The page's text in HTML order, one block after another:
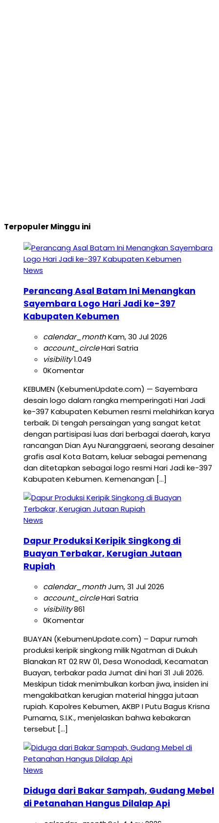
Terpopuler Minggu ini
News
Perancang Asal Batam Ini Menangkan
Sayembara Logo Hari Jadi ke-397
Kabupaten Kebumen
calendar_monthKam, 30 Jul 2026
account_circleHari Satria
visibility1.049
0Komentar
KEBUMEN (KebumenUpdate.com) — Sayembara
desain logo dalam rangka memperingati Hari Jadi
ke-397 Kabupaten Kebumen resmi melahirkan karya
terbaik. Di tengah persaingan yang sangat ketat
dengan partisipasi luas dari berbagai daerah, karya
rancangan Dian Ayu Nuranggraeni, seorang desainer
grafis asal Kota Batam, keluar sebagai pemenang
dan ditetapkan sebagai logo resmi Hari Jadi ke-397
Kabupaten Kebumen. Kemenangan […]
News
Dapur Produksi Keripik Singkong di
Buayan Terbakar, Kerugian Jutaan
Rupiah
calendar_monthJum, 31 Jul 2026
account_circleHari Satria
visibility861
0Komentar
BUAYAN (KebumenUpdate.com) – Dapur rumah
produksi keripik singkong milik Ngatman di Dukuh
Blanakan RT 02 RW 01, Desa Wonodadi, Kecamatan
Buayan, terbakar pada Jumat dini hari 31 Juli 2026.
Meskipun tidak menimbulkan korban jiwa, insiden ini
mengakibatkan kerugian material hingga jutaan
rupiah. Kapolres Kebumen, AKBP I Putu Bagus Krisna
Purnama, S.I.K., menjelaskan bahwa kebakaran
tersebut […]
News
Diduga dari Bakar Sampah, Gudang Mebel
di Petanahan Hangus Dilalap Api